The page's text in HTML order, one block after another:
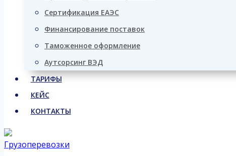
Сертификация ЕАЭС
Финансирование поставок
Таможенное оформление
Аутсорсинг ВЭД
ТАРИФЫ
КЕЙС
КОНТАКТЫ